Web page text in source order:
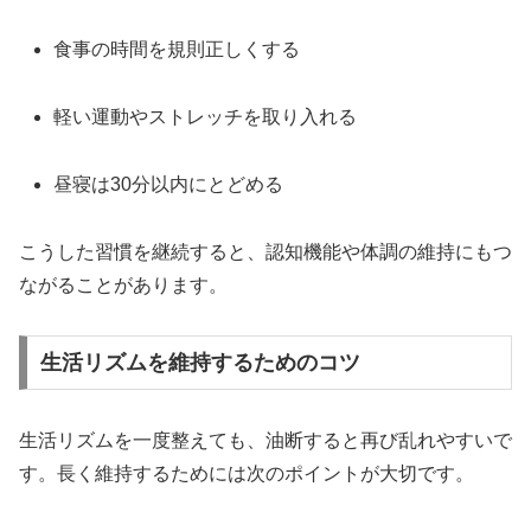
食事の時間を規則正しくする
軽い運動やストレッチを取り入れる
昼寝は30分以内にとどめる
こうした習慣を継続すると、認知機能や体調の維持にもつ
ながることがあります。
生活リズムを維持するためのコツ
生活リズムを一度整えても、油断すると再び乱れやすいで
す。長く維持するためには次のポイントが大切です。